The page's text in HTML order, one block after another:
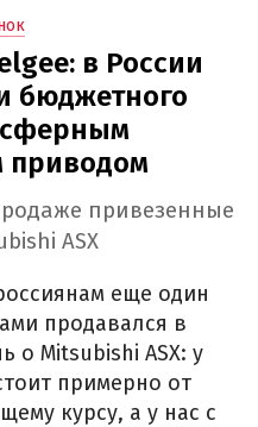
в России
бюджетного
приводом
привезенные
ASX
еще один
продавался в
о Mitsubishi ASX: у
примерно от
курсу, а у нас с